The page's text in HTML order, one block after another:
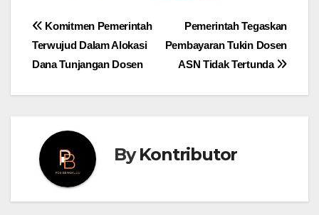
Post
navigation
Pemerintah Tegaskan
Pembayaran Tukin Dosen
ASN Tidak Tertunda
Komitmen Pemerintah
Terwujud Dalam Alokasi
Dana Tunjangan Dosen
ByKontributor